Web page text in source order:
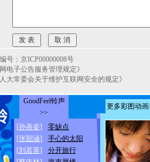
号：京ICP00000008号
电子公告服务管理规定》
大常委会关于维护互联网安全的规定》